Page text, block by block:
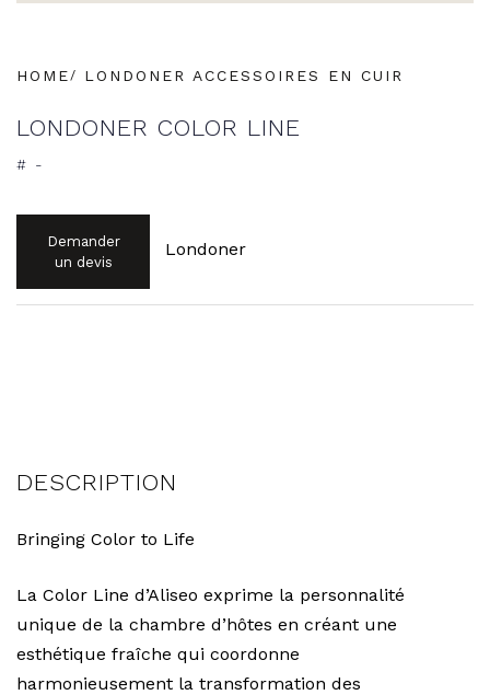
HOME LONDONER ACCESSOIRES EN CUIR
LONDONER COLOR LINE
# -
Demander
un devis
Londoner
DESCRIPTION
Bringing Color to Life
La Color Line d’Aliseo exprime la personnalité
unique de la chambre d’hôtes en créant une
esthétique fraîche qui coordonne
harmonieusement la transformation des